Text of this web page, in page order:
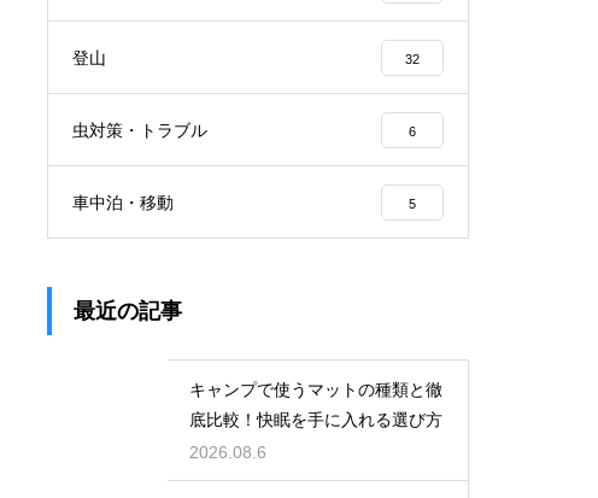
登山 32
虫対策・トラブル 6
車中泊・移動 5
最近の記事
キャンプで使うマットの種類と徹
底比較！快眠を手に入れる選び方
2026.08.6